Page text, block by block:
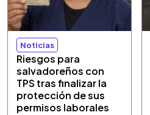
Noticias
Riesgos para
salvadoreños con
TPS tras finalizar la
protección de sus
permisos laborales